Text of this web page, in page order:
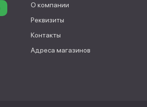
О компании
Реквизиты
Контакты
Адреса магазинов